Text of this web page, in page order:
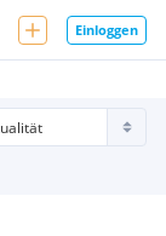
Einloggen